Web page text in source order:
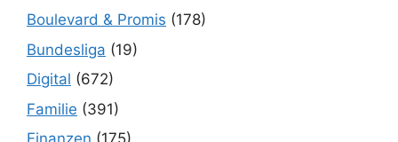
Boulevard & Promis (178)
Bundesliga (19)
Digital (672)
Familie (391)